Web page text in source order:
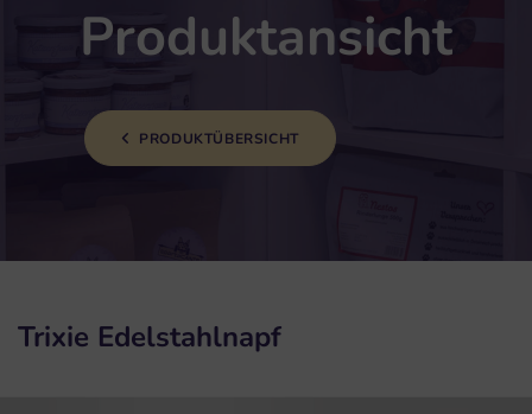
Produktansicht
PRODUKTÜBERSICHT
Trixie Edelstahlnapf